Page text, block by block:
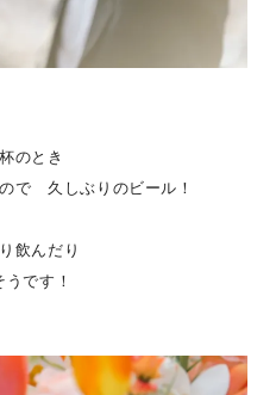
のとき
で 久しぶりのビール！
飲んだり
です！